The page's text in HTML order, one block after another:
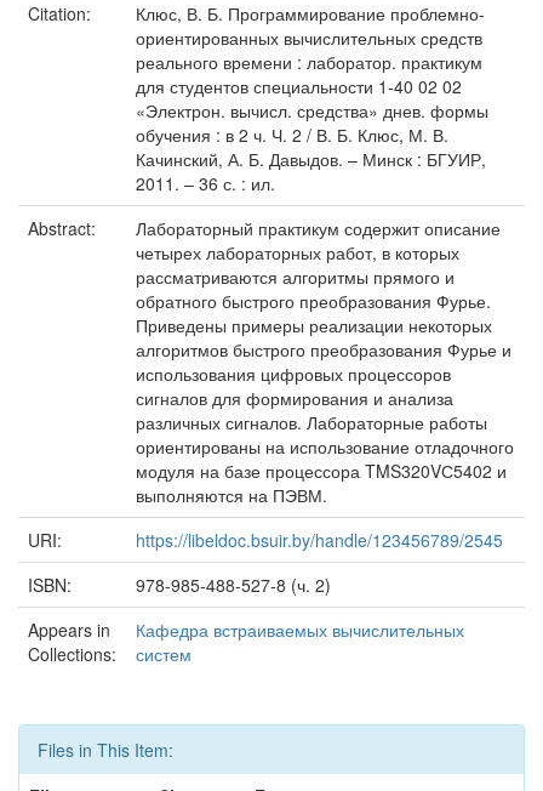
Citation:
Клюс, В. Б. Программирование проблемно-
ориентированных вычислительных средств
реального времени : лаборатор. практикум
для студентов специальности 1-40 02 02
«Электрон. вычисл. средства» днев. формы
обучения : в 2 ч. Ч. 2 / В. Б. Клюс, М. В.
Качинский, А. Б. Давыдов. – Минск : БГУИР,
2011. – 36 с. : ил.
Abstract:
Лабораторный практикум содержит описание
четырех лабораторных работ, в которых
рассматриваются алгоритмы прямого и
обратного быстрого преобразования Фурье.
Приведены примеры реализации некоторых
алгоритмов быстрого преобразования Фурье и
использования цифровых процессоров
сигналов для формирования и анализа
различных сигналов. Лабораторные работы
ориентированы на использование отладочного
модуля на базе процессора TMS320VС5402 и
выполняются на ПЭВМ.
URI:
https://libeldoc.bsuir.by/handle/123456789/2545
ISBN:
978-985-488-527-8 (ч. 2)
Appears in
Collections:
Кафедра встраиваемых вычислительных
систем
Files in This Item: